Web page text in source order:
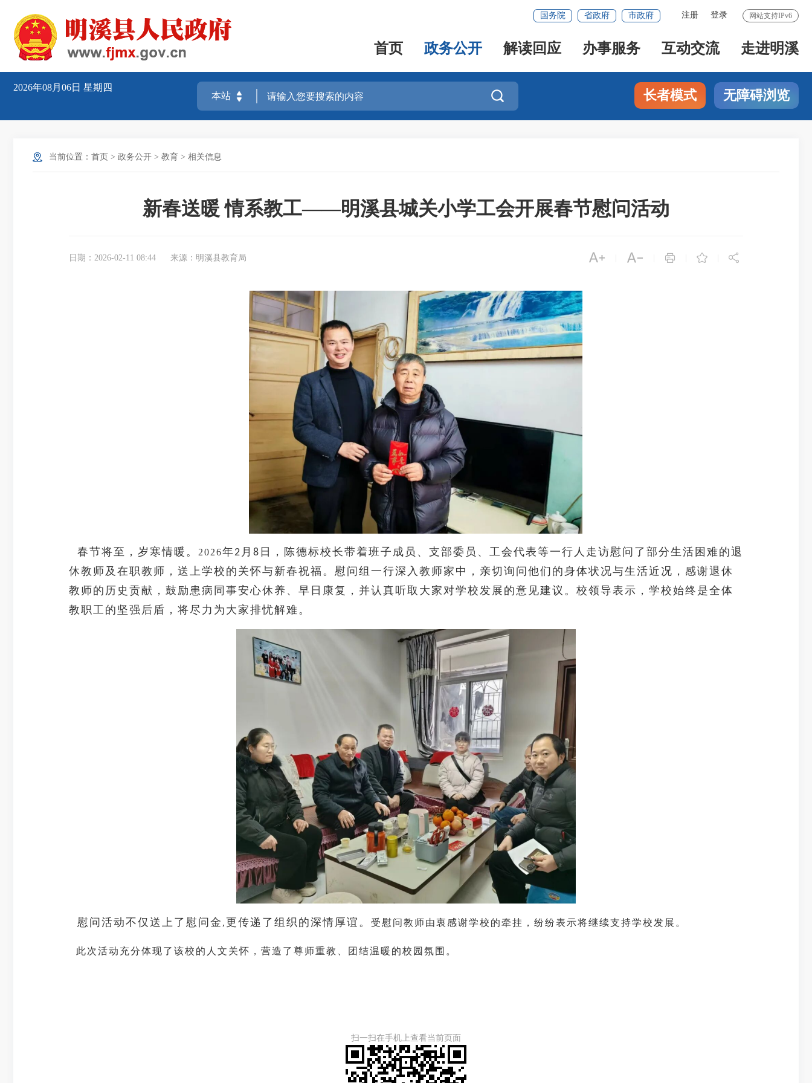
网站支持IPv6
注册 登录
国务院 省政府 市政府
首页 政务公开 解读回应 办事服务 互动交流 走进明溪
2026年08月06日 星期四
 长者模式 无障碍浏览
当前位置： 首页 > 政务公开 > 教育 > 相关信息
新春送暖 情系教工——明溪县城关小学工会开展春节慰问活动
日期：2026-02-11 08:44 来源：明溪县教育局     
春节将至，岁寒情暖。 2026年2 月 8 日，陈德标校长带着班子成员、支部委员、工会代表等一行人走访慰问了部分生活困难的退
休教师及在职教师，送上学校的关怀与新春祝福。 慰问组一行深入教师家中，亲切询问他们的身体状况与生活近况，感谢退休
教师的历史贡献，鼓励患病同事安心休养、早日康复，并认真听取大家对学校发展的意见建议。校领导表示，学校始终是全体
教职工的坚强后盾，将尽力为大家排忧解难。
慰问活动不仅送上了慰问金 , 更传递了组织的深情厚谊。 受慰问教师由衷感谢学校的牵挂，纷纷表示将继续支持学校发展。
此次活动充分体现了该校的人文关怀，营造了尊师重教、团结温暖的校园氛围。
扫一扫在手机上查看当前页面